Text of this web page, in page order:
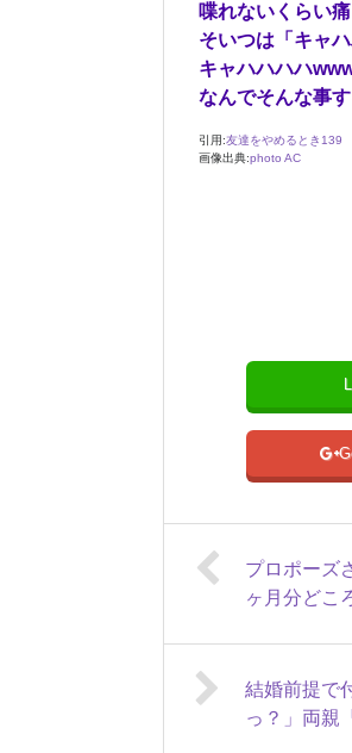
喋れないくらい
そいつは「キャ
キャハハハハwww
なんでそんな事
引用:友達をやめるとき139
画像出典:photo AC
プロポーズ
ヶ月分どこ
結婚前提で
っ？」両親